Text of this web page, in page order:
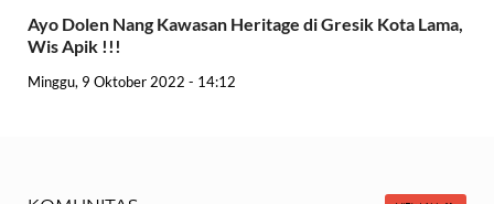
Ayo Dolen Nang Kawasan Heritage di Gresik Kota Lama,
Wis Apik !!!
Minggu, 9 Oktober 2022 - 14:12